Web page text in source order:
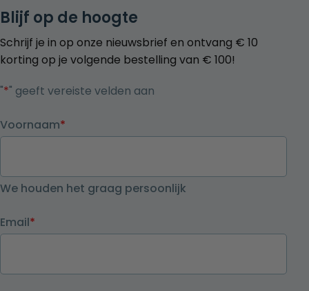
Blijf op de hoogte
Schrijf je in op onze nieuwsbrief en ontvang € 10
korting op je volgende bestelling van € 100!
"*" geeft vereiste velden aan
Voornaam*
We houden het graag persoonlijk
Email*